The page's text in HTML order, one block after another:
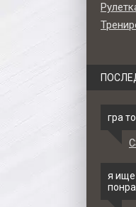
M4A1 «Faust»
гра
я ище